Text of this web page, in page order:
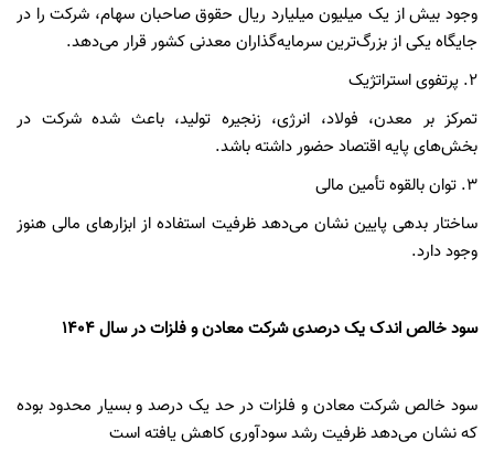
وجود بیش از یک میلیون میلیارد ریال حقوق صاحبان سهام، شرکت را در
جایگاه یکی از بزرگ‌ترین سرمایه‌گذاران معدنی کشور قرار می‌دهد.
۲. پرتفوی استراتژیک
تمرکز بر معدن، فولاد، انرژی، زنجیره تولید، باعث شده شرکت در
بخش‌های پایه اقتصاد حضور داشته باشد.
۳. توان بالقوه تأمین مالی
ساختار بدهی پایین نشان می‌دهد ظرفیت استفاده از ابزارهای مالی هنوز
وجود دارد.
سود خالص اندک یک درصدی شرکت معادن و فلزات در سال 1404
سود خالص شرکت معادن و فلزات در حد یک درصد و بسیار محدود بوده
که نشان می‌دهد ظرفیت رشد سودآوری کاهش یافته است